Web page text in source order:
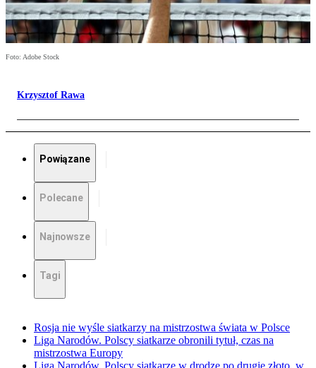
Foto: Adobe Stock
Krzysztof Rawa
Powiązane
Polecane
Najnowsze
Tagi
Rosja nie wyśle siatkarzy na mistrzostwa świata w Polsce
Liga Narodów. Polscy siatkarze obronili tytuł, czas na
mistrzostwa Europy
Liga Narodów. Polscy siatkarze w drodze po drugie złoto, w